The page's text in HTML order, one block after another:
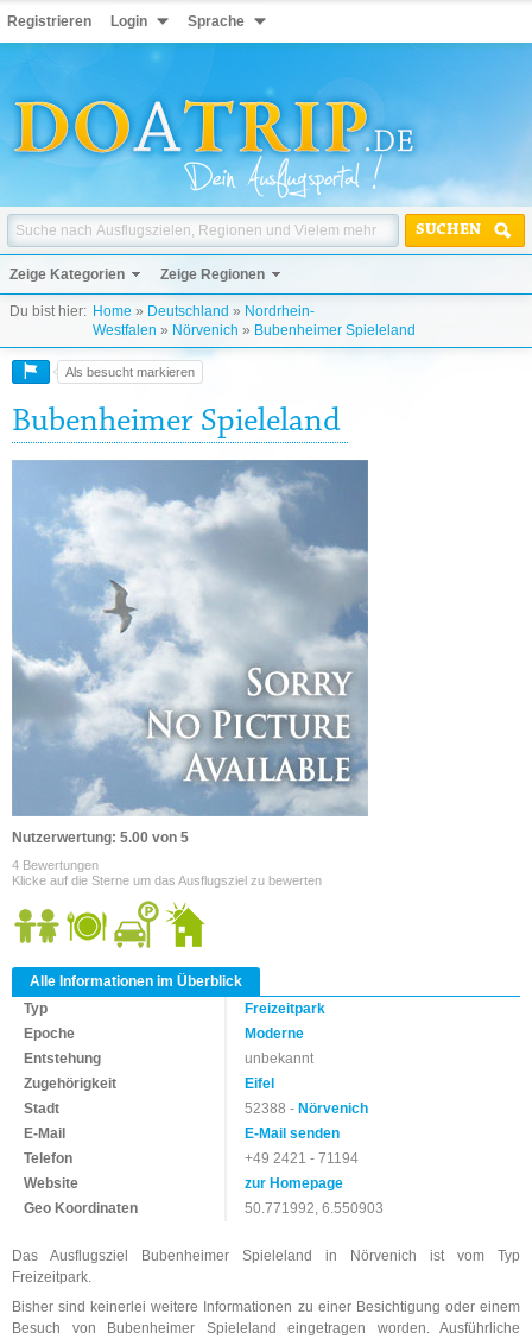
Registrieren Login Sprache
SUCHEN
Zeige Kategorien Zeige Regionen
Du bist hier: Home » Deutschland » Nordrhein-
Westfalen » Nörvenich » Bubenheimer Spieleland
Als besucht markieren
Bubenheimer Spieleland
Nutzerwertung: 5.00 von 5
4 Bewertungen
Klicke auf die Sterne um das Ausflugsziel zu bewerten
Alle Informationen im Überblick
Typ
Freizeitpark
Epoche
Moderne
Entstehung
unbekannt
Zugehörigkeit
Eifel
Stadt
52388 - Nörvenich
E-Mail
E-Mail senden
Telefon
+49 2421 - 71194
Website
zur Homepage
Geo Koordinaten
50.771992, 6.550903
Das Ausflugsziel Bubenheimer Spieleland in Nörvenich ist vom Typ
Freizeitpark.
Bisher sind keinerlei weitere Informationen zu einer Besichtigung oder einem
Besuch von Bubenheimer Spieleland eingetragen worden. Ausführliche